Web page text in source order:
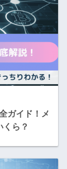
ガイド！メ
ら？